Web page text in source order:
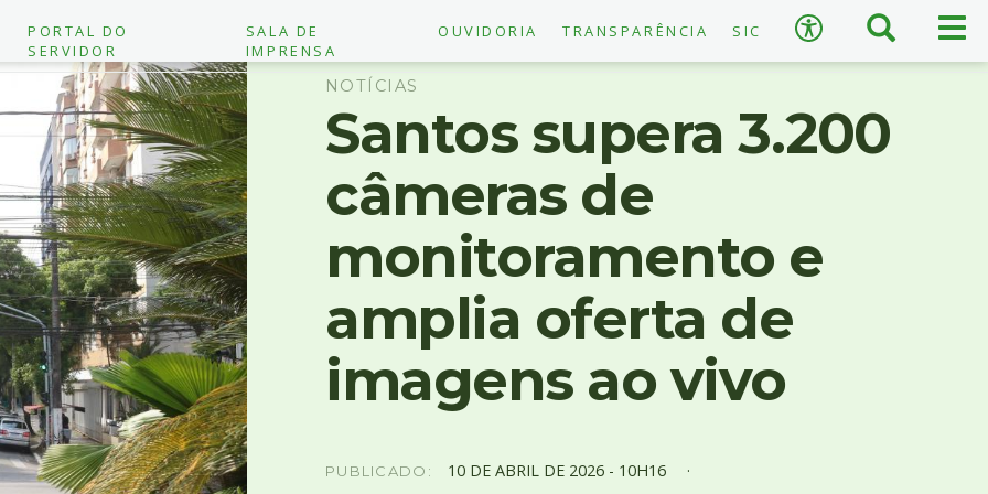
Busca
Acessibilidade
PORTAL DO
SERVIDOR
SALA DE
IMPRENSA
OUVIDORIA TRANSPARÊNCIA SIC ×
↺ Restaurar padrão
NOTÍCIAS
Santos supera 3.200
câmeras de
monitoramento e
amplia oferta de
imagens ao vivo
PUBLICADO: 10 DE ABRILDE 2026 - 10H16